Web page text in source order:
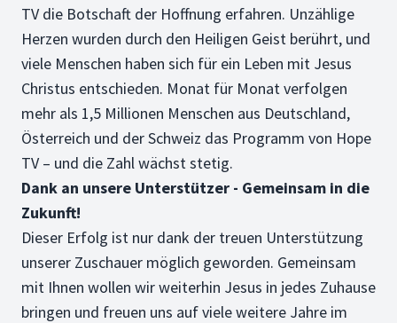
TV die Botschaft der Hoffnung erfahren. Unzählige
Herzen wurden durch den Heiligen Geist berührt, und
viele Menschen haben sich für ein Leben mit Jesus
Christus entschieden. Monat für Monat verfolgen
mehr als 1,5 Millionen Menschen aus Deutschland,
Österreich und der Schweiz das Programm von Hope
TV – und die Zahl wächst stetig.
Dank an unsere Unterstützer - Gemeinsam in die
Zukunft!
Dieser Erfolg ist nur dank der treuen Unterstützung
unserer Zuschauer möglich geworden. Gemeinsam
mit Ihnen wollen wir weiterhin Jesus in jedes Zuhause
bringen und freuen uns auf viele weitere Jahre im